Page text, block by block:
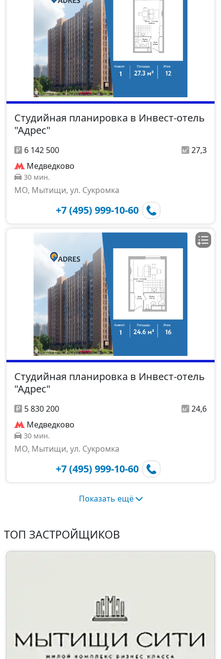
Студийная планировка в Инвест-отель
"Адрес"
6 142 500
27,3
Медведково
30 мин.
МО, Мытищи, ул. Сукромка
+7 (495) 999-10-60
Студийная планировка в Инвест-отель
"Адрес"
5 830 200
24,6
Медведково
30 мин.
МО, Мытищи, ул. Сукромка
+7 (495) 999-10-60
Показать ещё
ТОП ЗАСТРОЙЩИКОВ